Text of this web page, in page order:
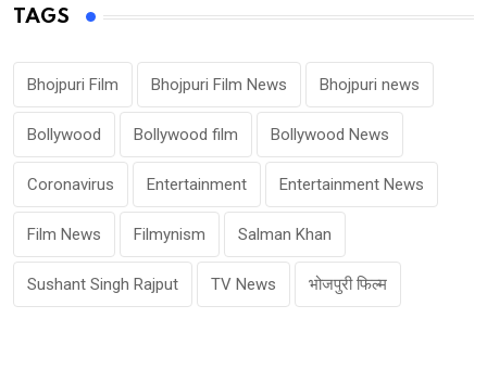
TAGS
Bhojpuri Film Bhojpuri Film News Bhojpuri news
Bollywood Bollywood film Bollywood News
Coronavirus Entertainment Entertainment News
Film News Filmynism Salman Khan
Sushant Singh Rajput TV News भोजपुरी फिल्म